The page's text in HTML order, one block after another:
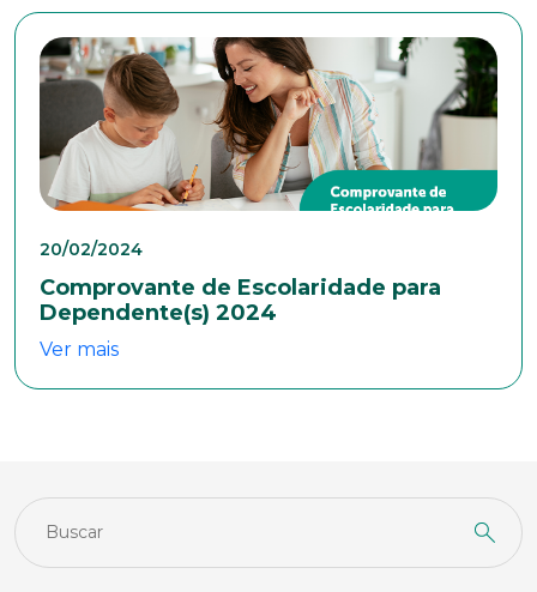
20/02/2024
Comprovante de Escolaridade para
Dependente(s) 2024
Ver mais
Escolaridade
Sexo
Masculino
Feminino Outros
Área de interesse